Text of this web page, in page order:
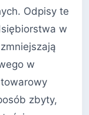
Odpisy te
w
w
zbyty,